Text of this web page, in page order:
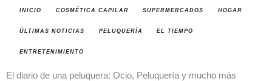
INICIO COSMÉTICA CAPILAR SUPERMERCADOS HOGAR
ÚLTIMAS NOTICIAS PELUQUERÍA EL TIEMPO
ENTRETENIMIENTO
El diario de una peluquera: Ocio, Peluquería y mucho más